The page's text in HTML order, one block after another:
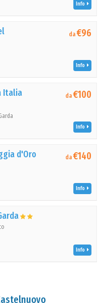
Info
da€96
Info
Italia da€100
Info
d'Oro da€140
Info
Info